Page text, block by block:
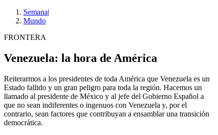
Semana|
Mundo
FRONTERA
Venezuela: la hora de América
Reiterarmos a los presidentes de toda América que Venezuela es un
Estado fallido y un gran peligro para toda la región. Hacemos un
llamado al presidente de México y al jefe del Gobierno Español a
que no sean indiferentes o ingenuos con Venezuela y, por el
contrario, sean factores que contribuyan a ensamblar una transición
democrática.